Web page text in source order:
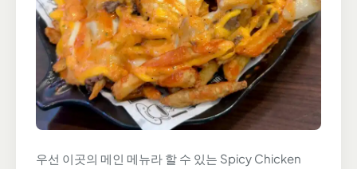
우선 이곳의 메인 메뉴라 할 수 있는 Spicy Chicken